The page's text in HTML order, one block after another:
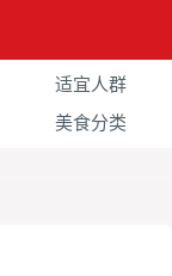
适宜人群
美食分类